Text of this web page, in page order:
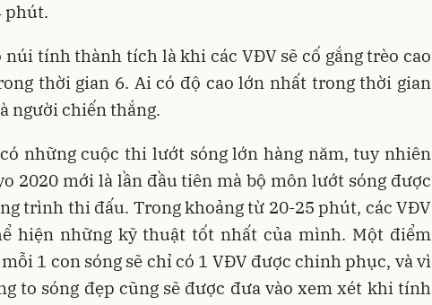
phút.
núi tính thành tích là khi các VĐV sẽ cố gắng trèo cao
thời gian 6. Ai có độ cao lớn nhất trong thời gian
người chiến thắng.
những cuộc thi lướt sóng lớn hàng năm, tuy nhiên
2020 mới là lần đầu tiên mà bộ môn lướt sóng được
trình thi đấu. Trong khoảng từ 20-25 phút, các VĐV
hiện những kỹ thuật tốt nhất của mình. Một điểm
1 con sóng sẽ chỉ có 1 VĐV được chinh phục, và vì
to sóng đẹp cũng sẽ được đưa vào xem xét khi tính